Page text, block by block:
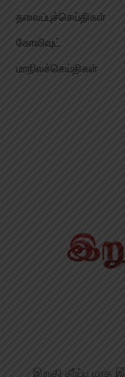
தலைப்புச்செய்திகள்
கோலிவுட்
மாநிலச்செய்திகள்
இறுதி தீர்ப்பு